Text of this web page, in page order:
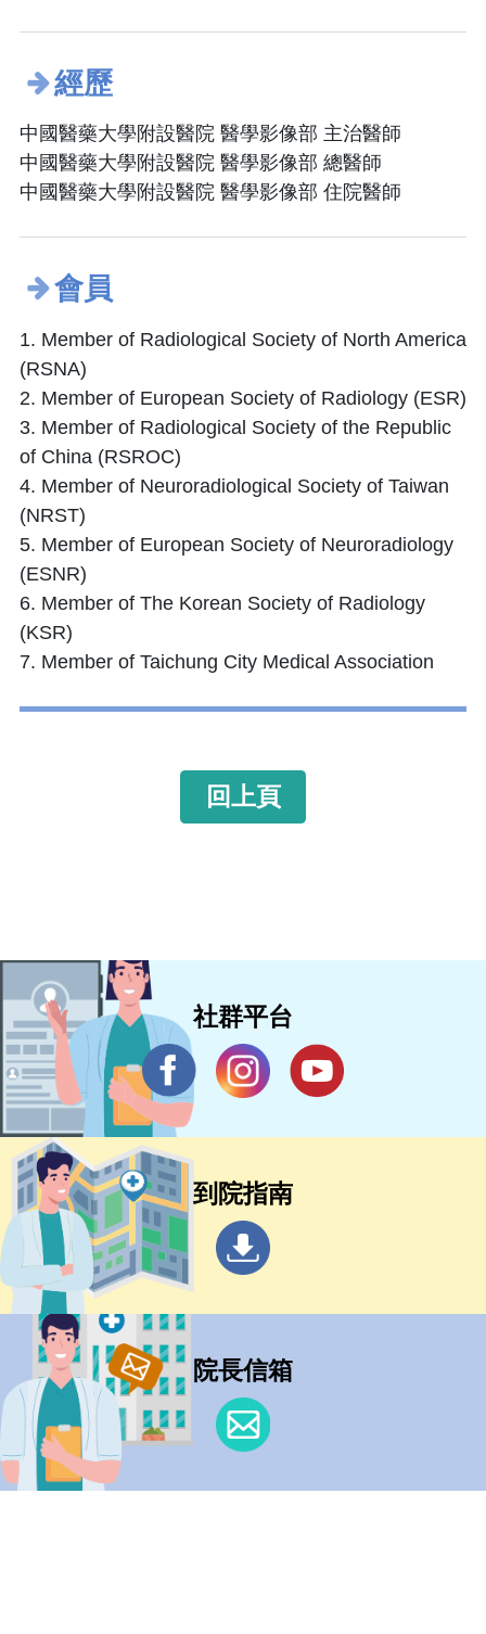
經歷
中國醫藥大學附設醫院 醫學影像部 主治醫師
中國醫藥大學附設醫院 醫學影像部 總醫師
中國醫藥大學附設醫院 醫學影像部 住院醫師
會員
1. Member of Radiological Society of North America
(RSNA)
2. Member of European Society of Radiology (ESR)
3. Member of Radiological Society of the Republic
of China (RSROC)
4. Member of Neuroradiological Society of Taiwan
(NRST)
5. Member of European Society of Neuroradiology
(ESNR)
6. Member of The Korean Society of Radiology
(KSR)
7. Member of Taichung City Medical Association
回上頁
社群平台
到院指南
院長信箱